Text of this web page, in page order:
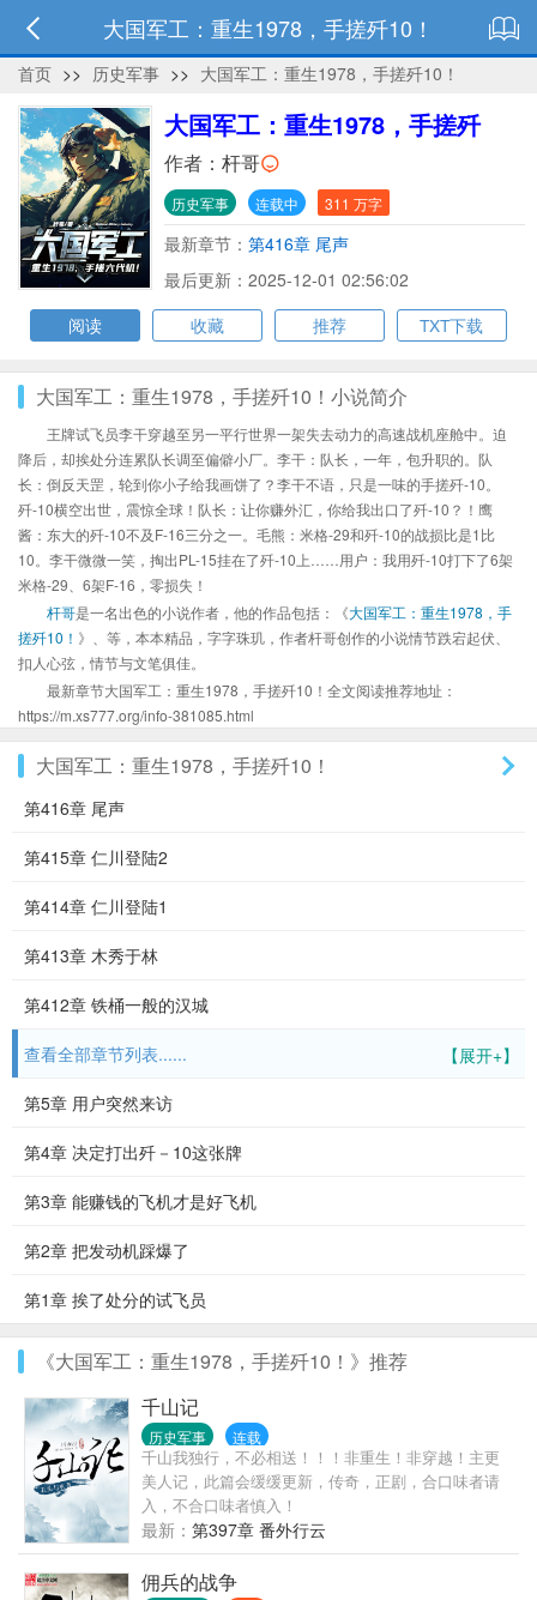
大国军工：重生1978，手搓歼10！
首页 >> 历史军事 >> 大国军工：重生1978，手搓歼10！
大国军工：重生1978，手搓歼
10！
作者： 杆哥
历史军事 连载中 311 万字
最新章节： 第416章 尾声
最后更新：2025-12-01 02:56:02
阅读
收藏 推荐 TXT下载
大国军工：重生1978，手搓歼10！小说简介
王牌试飞员李干穿越至另一平行世界一架失去动力的高速战机座舱中。迫
降后，却挨处分连累队长调至偏僻小厂。李干：队长，一年，包升职的。队
长：倒反天罡，轮到你小子给我画饼了？李干不语，只是一味的手搓歼-10。
歼-10横空出世，震惊全球！队长：让你赚外汇，你给我出口了歼-10？！鹰
酱：东大的歼-10不及F-16三分之一。毛熊：米格-29和歼-10的战损比是1比
10。李干微微一笑，掏出PL-15挂在了歼-10上……用户：我用歼-10打下了6架
米格-29、6架F-16，零损失！
杆哥是一名出色的小说作者，他的作品包括：《大国军工：重生1978，手
搓歼10！ 》、等，本本精品，字字珠玑，作者杆哥创作的小说情节跌宕起伏、
扣人心弦，情节与文笔俱佳。
最新章节大国军工：重生1978，手搓歼10！全文阅读推荐地址：
https://m.xs777.org/info-381085.html
大国军工：重生1978，手搓歼10！
第416章 尾声
第415章 仁川登陆2
第414章 仁川登陆1
第413章 木秀于林
第412章 铁桶一般的汉城
【展开+】
查看全部章节列表......
第5章 用户突然来访
第4章 决定打出歼－10这张牌
第3章 能赚钱的飞机才是好飞机
第2章 把发动机踩爆了
第1章 挨了处分的试飞员
《大国军工：重生1978，手搓歼10！》推荐
千山记
历史军事 连载
千山我独行，不必相送！！！非重生！非穿越！主更
美人记，此篇会缓缓更新，传奇，正剧，合口味者请
入，不合口味者慎入！
最新： 第397章 番外行云
佣兵的战争